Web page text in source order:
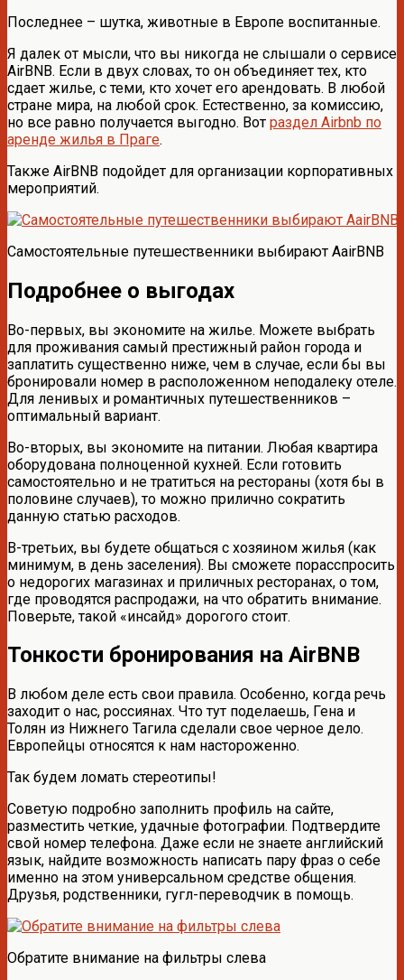
Последнее – шутка, животные в Европе воспитанные.
Я далек от мысли, что вы никогда не слышали о сервисе
AirBNB. Если в двух словах, то он объединяет тех, кто
сдает жилье, с теми, кто хочет его арендовать. В любой
стране мира, на любой срок. Естественно, за комиссию,
но все равно получается выгодно. Вот раздел Airbnb по
аренде жилья в Праге.
Также AirBNB подойдет для организации корпоративных
мероприятий.
Самостоятельные путешественники выбирают AairBNB
Подробнее о выгодах
Во-первых, вы экономите на жилье. Можете выбрать
для проживания самый престижный район города и
заплатить существенно ниже, чем в случае, если бы вы
бронировали номер в расположенном неподалеку отеле.
Для ленивых и романтичных путешественников –
оптимальный вариант.
Во-вторых, вы экономите на питании. Любая квартира
оборудована полноценной кухней. Если готовить
самостоятельно и не тратиться на рестораны (хотя бы в
половине случаев), то можно прилично сократить
данную статью расходов.
В-третьих, вы будете общаться с хозяином жилья (как
минимум, в день заселения). Вы сможете порасспросить
о недорогих магазинах и приличных ресторанах, о том,
где проводятся распродажи, на что обратить внимание.
Поверьте, такой «инсайд» дорогого стоит.
Тонкости бронирования на AirBNB
В любом деле есть свои правила. Особенно, когда речь
заходит о нас, россиянах. Что тут поделаешь, Гена и
Толян из Нижнего Тагила сделали свое черное дело.
Европейцы относятся к нам настороженно.
Так будем ломать стереотипы!
Советую подробно заполнить профиль на сайте,
разместить четкие, удачные фотографии. Подтвердите
свой номер телефона. Даже если не знаете английский
язык, найдите возможность написать пару фраз о себе
именно на этом универсальном средстве общения.
Друзья, родственники, гугл-переводчик в помощь.
Обратите внимание на фильтры слева